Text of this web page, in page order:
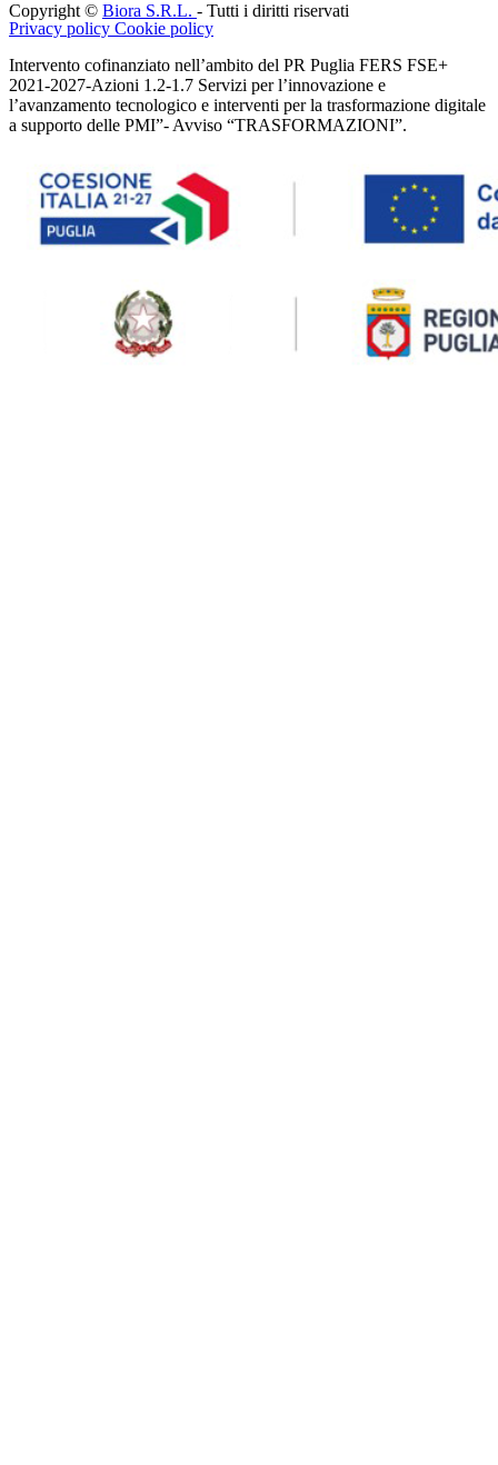
Copyright © Biora S.R.L. - Tutti i diritti riservati
Privacy policy Cookie policy
Intervento cofinanziato nell’ambito del PR Puglia FERS FSE+
2021-2027-Azioni 1.2-1.7 Servizi per l’innovazione e
l’avanzamento tecnologico e interventi per la trasformazione digitale
a supporto delle PMI”- Avviso “TRASFORMAZIONI”.